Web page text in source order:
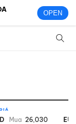
OPEN
Mua 26,030